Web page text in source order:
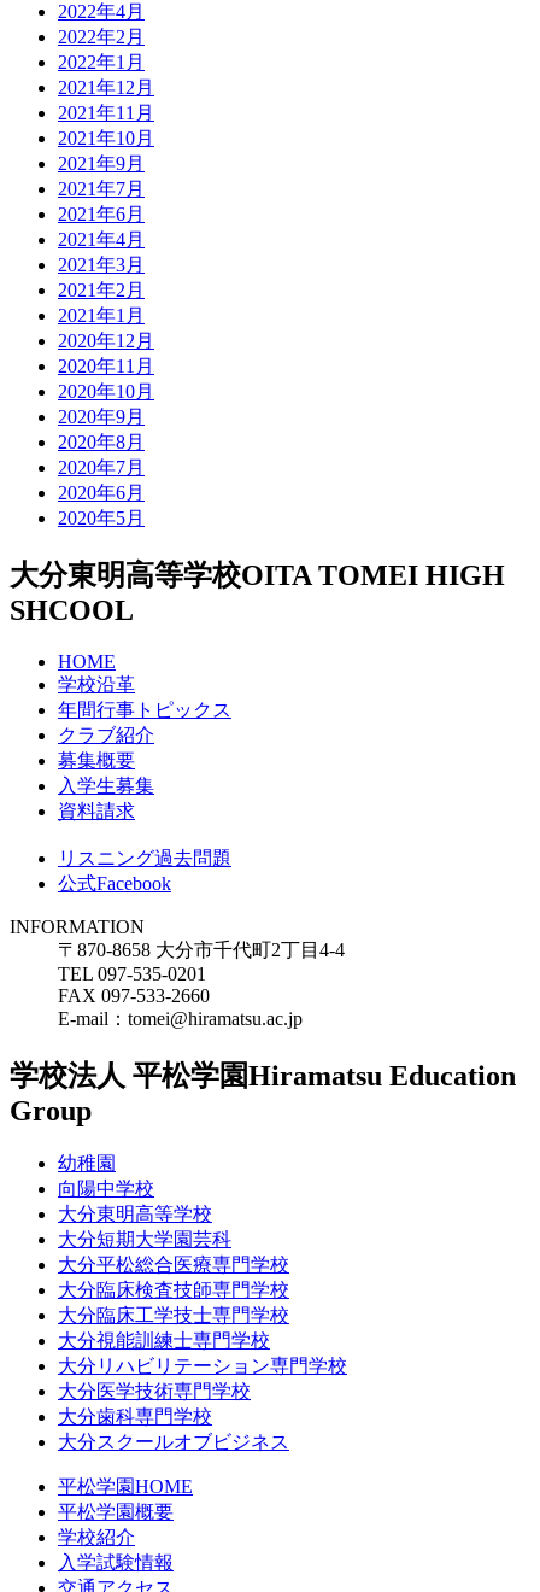
2022年4月
2022年2月
2022年1月
2021年12月
2021年11月
2021年10月
2021年9月
2021年7月
2021年6月
2021年4月
2021年3月
2021年2月
2021年1月
2020年12月
2020年11月
2020年10月
2020年9月
2020年8月
2020年7月
2020年6月
2020年5月
大分東明高等学校OITA TOMEI HIGH
SHCOOL
HOME
学校沿革
年間行事トピックス
クラブ紹介
募集概要
入学生募集
資料請求
リスニング過去問題
公式Facebook
INFORMATION
〒870-8658 大分市千代町2丁目4-4
TEL 097-535-0201
FAX 097-533-2660
E-mail：tomei@hiramatsu.ac.jp
学校法人 平松学園Hiramatsu Education
Group
幼稚園
向陽中学校
大分東明高等学校
大分短期大学園芸科
大分平松総合医療専門学校
大分臨床検査技師専門学校
大分臨床工学技士専門学校
大分視能訓練士専門学校
大分リハビリテーション専門学校
大分医学技術専門学校
大分歯科専門学校
大分スクールオブビジネス
平松学園HOME
平松学園概要
学校紹介
入学試験情報
交通アクセス